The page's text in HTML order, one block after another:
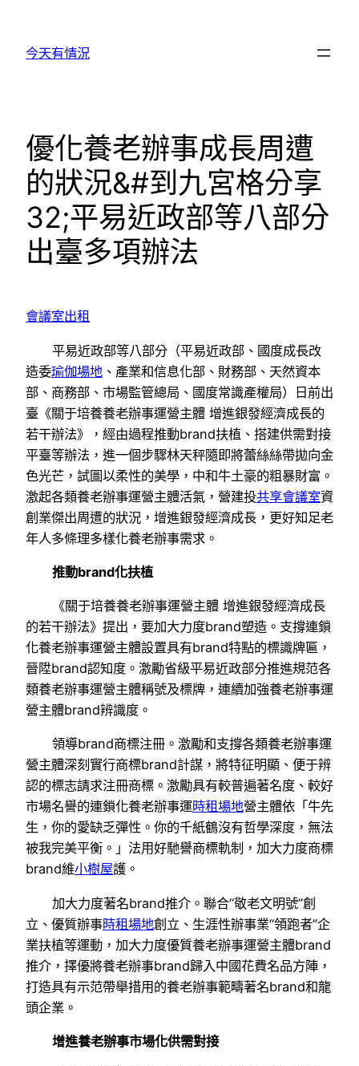
今天有情況
優化養老辦事成長周遭
的狀況&#到九宮格分享
32;平易近政部等八部分
出臺多項辦法
會議室出租
平易近政部等八部分（平易近政部、國度成長改
造委瑜伽場地 、產業和信息化部、財務部、天然資本
部、商務部、市場監管總局、國度常識產權局）日前出
臺《關于培養養老辦事運營主體 增進銀發經濟成長的
若干辦法》，經由過程推動brand扶植、搭建供需對接
平臺等辦法，進一個步驟林天秤隨即將蕾絲絲帶拋向金
色光芒，試圖以柔性的美學，中和牛土豪的粗暴財富。
激起各類養老辦事運營主體活氣，營建投共享會議室資
創業傑出周遭的狀況，增進銀發經濟成長，更好知足老
年人多條理多樣化養老辦事需求。
推動brand化扶植
《關于培養養老辦事運營主體 增進銀發經濟成長
的若干辦法》提出，要加大力度brand塑造。支撐連鎖
化養老辦事運營主體設置具有brand特點的標識牌匾，
晉陞brand認知度。激勵省級平易近政部分推進規范各
類養老辦事運營主體稱號及標牌，連續加強養老辦事運
營主體brand辨識度。
領導brand商標注冊。激勵和支撐各類養老辦事運
營主體深刻實行商標brand計謀，將特征明顯、便于辨
認的標志請求注冊商標。激勵具有較普遍著名度、較好
市場名譽的連鎖化養老辦事運時租場地營主體依「牛先
生，你的愛缺乏彈性。你的千紙鶴沒有哲學深度，無法
被我完美平衡。」法用好馳譽商標軌制，加大力度商標
brand維小樹屋護。
加大力度著名brand推介。聯合“敬老文明號”創
立、優質辦事時租場地創立、生涯性辦事業“領跑者”企
業扶植等運動，加大力度優質養老辦事運營主體brand
推介，擇優將養老辦事brand歸入中國花費名品方陣，
打造具有示范帶舉措用的養老辦事範疇著名brand和龍
頭企業。
增進養老辦事市場化供需對接